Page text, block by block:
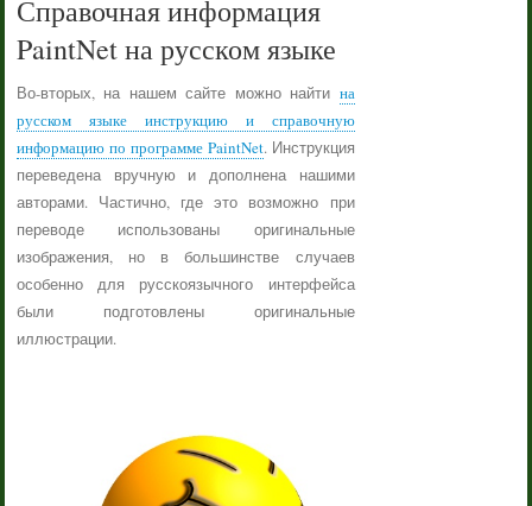
Справочная информация
PaintNet на русском языке
Во-вторых, на нашем сайте можно найти на
русском языке инструкцию и справочную
информацию по программе PaintNet. Инструкция
переведена вручную и дополнена нашими
авторами. Частично, где это возможно при
переводе использованы оригинальные
изображения, но в большинстве случаев
особенно для русскоязычного интерфейса
были подготовлены оригинальные
иллюстрации.